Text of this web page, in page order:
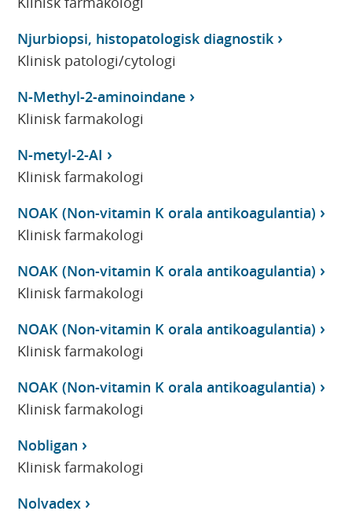
Njurbiopsi, histopatologisk diagnostik
Klinisk patologi/cytologi
N-Methyl-2-aminoindane
Klinisk farmakologi
N-metyl-2-AI
Klinisk farmakologi
NOAK (Non-vitamin K orala antikoagulantia)
Klinisk farmakologi
NOAK (Non-vitamin K orala antikoagulantia)
Klinisk farmakologi
NOAK (Non-vitamin K orala antikoagulantia)
Klinisk farmakologi
NOAK (Non-vitamin K orala antikoagulantia)
Klinisk farmakologi
Nobligan
Klinisk farmakologi
Nolvadex